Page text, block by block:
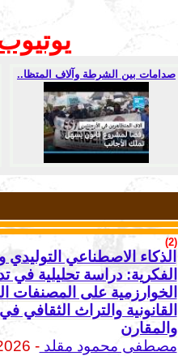
صدامات بين الشرطة وآلاف المتظا..
(2)
الذكاء الاصطناعي التوليدي
الفكرية: دراسة تحليلية في
الخوارزمية على المصنفات
القانونية والتراث الثقافي
والمقارن
مصطفى محمود مقلد- 2026 / 5 / 25